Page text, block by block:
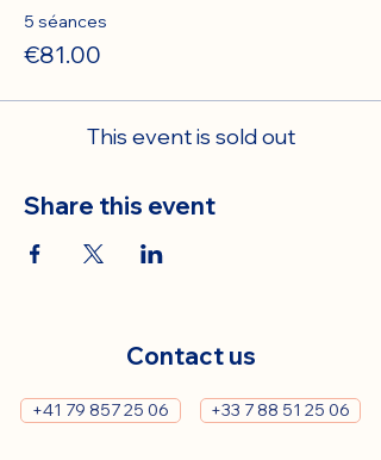
5 séances
€81.00
This event is sold out
Share this event
Contact us
+41 79 857 25 06 +33 7 88 51 25 06